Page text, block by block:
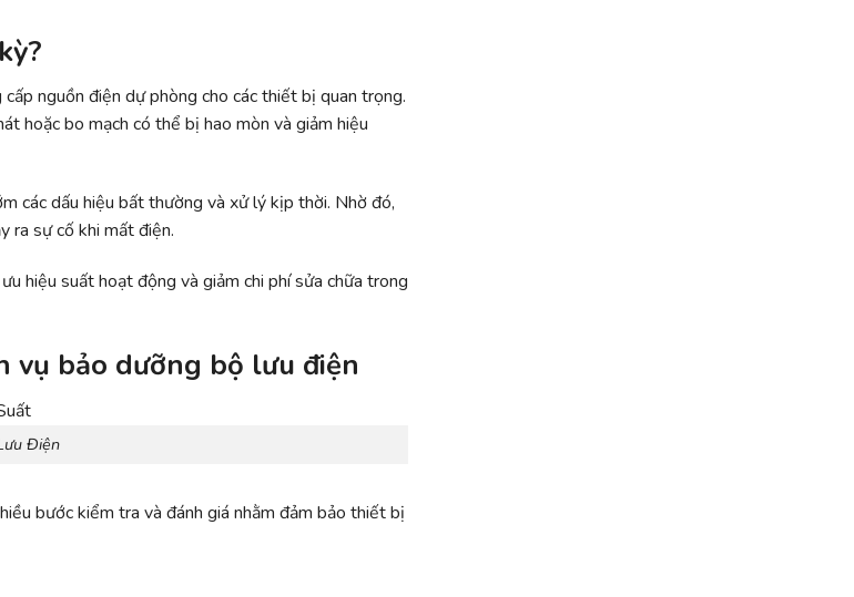
nguồn điện dự phòng cho các thiết bị quan trọng.
hoặc bo mạch có thể bị hao mòn và giảm hiệu
các dấu hiệu bất thường và xử lý kịp thời. Nhờ đó,
ra sự cố khi mất điện.
hiệu suất hoạt động và giảm chi phí sửa chữa trong
vụ bảo dưỡng bộ lưu điện
Điện
bước kiểm tra và đánh giá nhằm đảm bảo thiết bị